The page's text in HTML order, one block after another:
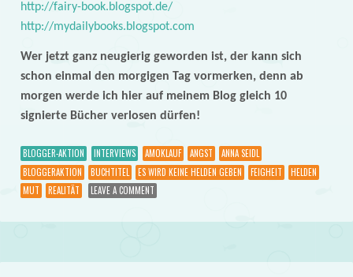
http://fairy-book.blogspot.de/
http://mydailybooks.blogspot.com
Wer jetzt ganz neugierig geworden ist, der kann sich
schon einmal den morgigen Tag vormerken, denn ab
morgen werde ich hier auf meinem Blog gleich 10
signierte Bücher verlosen dürfen!
BLOGGER-AKTION INTERVIEWS AMOKLAUF ANGST
ANNA SEIDL
BLOGGERAKTION
BUCHTITEL ES WIRD KEINE HELDEN GEBEN FEIGHEIT
HELDEN
MUT
REALITÄT LEAVE A COMMENT